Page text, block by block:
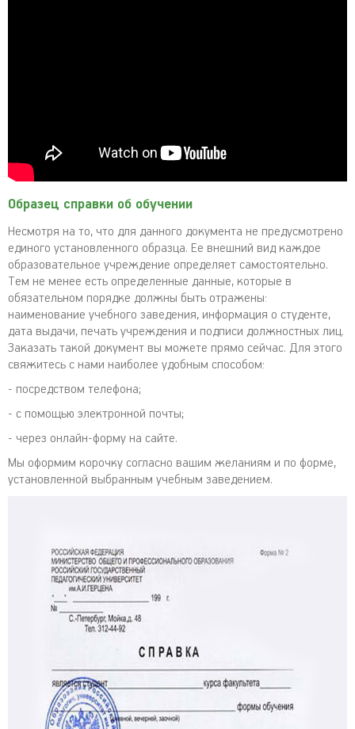
Образец справки об обучении
Несмотря на то, что для данного документа не предусмотрено
единого установленного образца. Ее внешний вид каждое
образовательное учреждение определяет самостоятельно.
Тем не менее есть определенные данные, которые в
обязательном порядке должны быть отражены:
наименование учебного заведения, информация о студенте,
дата выдачи, печать учреждения и подписи должностных лиц.
Заказать такой документ вы можете прямо сейчас. Для этого
свяжитесь с нами наиболее удобным способом:
- посредством телефона;
- с помощью электронной почты;
- через онлайн-форму на сайте.
Мы оформим корочку согласно вашим желаниям и по форме,
установленной выбранным учебным заведением.